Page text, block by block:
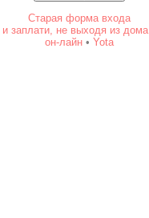
Старая форма входа
заплати, не выходя из дома
он-лайн • Yota